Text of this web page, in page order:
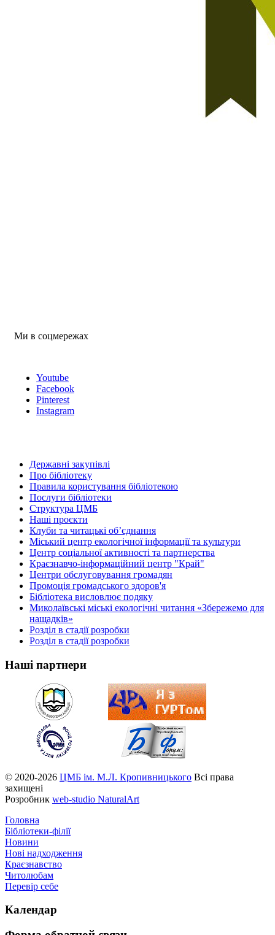
Ми в соцмережах
Youtube
Facebook
Pinterest
Instagram
Державні закупівлі
Про бібліотеку
Правила користування бібліотекою
Послуги бібліотеки
Структура ЦМБ
Наші проєкти
Клуби та читацькі об’єднання
Міський центр екологічної інформації та культури
Центр соціальної активності та партнерства
Краєзнавчо-інформаційний центр "Край"
Центри обслуговування громадян
Промоція громадського здоров'я
Бібліотека висловлює подяку
Миколаївські міські екологічні читання «Збережемо для
нащадків»
Розділ в стадії розробки
Розділ в стадії розробки
Наші партнери
© 2020-2026 ЦМБ ім. М.Л. Кропивницького Всі права
захищені
Розробник web-studio NaturalArt
Головна
Бібліотеки-філії
Новини
Нові надходження
Краєзнавство
Читолюбам
Перевір себе
Календар